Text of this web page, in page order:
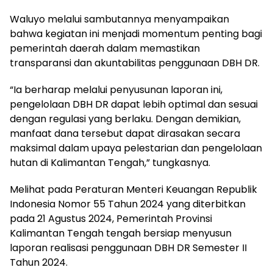
Waluyo melalui sambutannya menyampaikan
bahwa kegiatan ini menjadi momentum penting bagi
pemerintah daerah dalam memastikan
transparansi dan akuntabilitas penggunaan DBH DR.
“Ia berharap melalui penyusunan laporan ini,
pengelolaan DBH DR dapat lebih optimal dan sesuai
dengan regulasi yang berlaku. Dengan demikian,
manfaat dana tersebut dapat dirasakan secara
maksimal dalam upaya pelestarian dan pengelolaan
hutan di Kalimantan Tengah,” tungkasnya.
Melihat pada Peraturan Menteri Keuangan Republik
Indonesia Nomor 55 Tahun 2024 yang diterbitkan
pada 21 Agustus 2024, Pemerintah Provinsi
Kalimantan Tengah tengah bersiap menyusun
laporan realisasi penggunaan DBH DR Semester II
Tahun 2024.